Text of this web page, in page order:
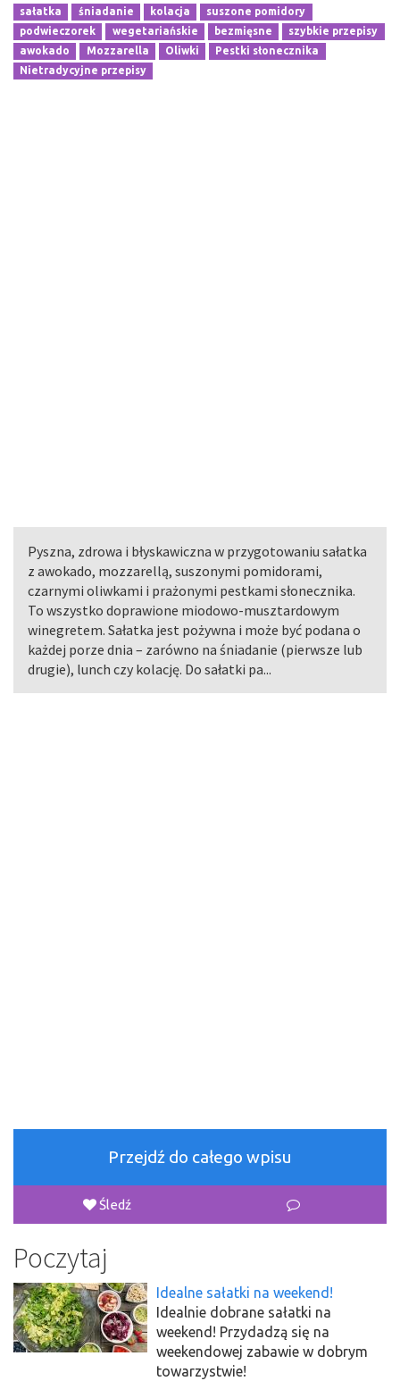
sałatka śniadanie kolacja
suszone pomidory
podwieczorek
wegetariańskie bezmięsne
szybkie przepisy
awokado
Mozzarella Oliwki
Pestki słonecznika
Nietradycyjne przepisy
Pyszna, zdrowa i błyskawiczna w przygotowaniu sałatka
z awokado, mozzarellą, suszonymi pomidorami,
czarnymi oliwkami i prażonymi pestkami słonecznika.
To wszystko doprawione miodowo-musztardowym
winegretem. Sałatka jest pożywna i może być podana o
każdej porze dnia – zarówno na śniadanie (pierwsze lub
drugie), lunch czy kolację. Do sałatki pa...
Przejdź do całego wpisu
Śledź
Poczytaj
Idealne sałatki na weekend!
Idealnie dobrane sałatki na
weekend! Przydadzą się na
weekendowej zabawie w dobrym
towarzystwie!